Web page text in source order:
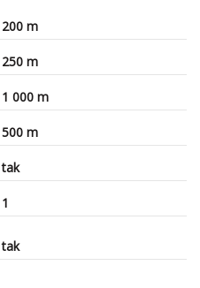
200 m
250 m
1 000 m
500 m
tak
1
tak